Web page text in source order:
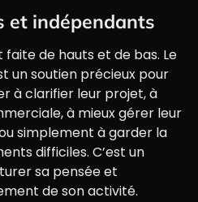
et indépendants
faite de hauts et de bas. Le
un soutien précieux pour
à clarifier leur projet, à
à mieux gérer leur
simplement à garder la
difficiles. C’est un
sa pensée et
de son activité.